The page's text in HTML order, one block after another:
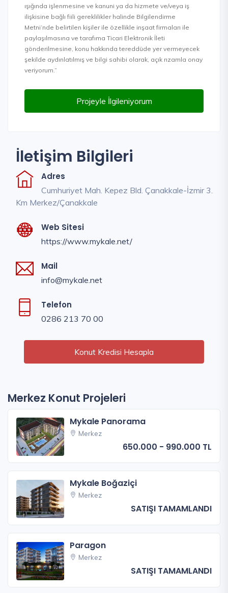
ışığında işlenmesine ve kanuni ya da hizmete ve/veya iş
ilişkisine bağlı fiili gereklilikler halinde Bilgilendirme
Metni’nde belirtilen kişiler ile özellikle inşaat firmaları ile
paylaşılmasına ve tarafıma Ticari Elektronik İleti
gönderilmesine, konu hakkında tereddüde yer vermeyecek
şekilde aydınlatılmış ve bilgi sahibi olarak, açık rızamla onay
veriyorum.”
Projeyle İlgileniyorum
İletişim Bilgileri
Adres
Cumhuriyet Mah. Kepez Bld. Çanakkale-İzmir 3.
Km Merkez/Çanakkale
Web Sitesi
https://www.mykale.net/
Mail
info@mykale.net
Telefon
0286 213 70 00
Konut Kredisi Hesapla
Merkez Konut Projeleri
Mykale Panorama
Merkez
650.000 - 990.000 TL
Mykale Boğaziçi
Merkez
SATIŞI TAMAMLANDI
Paragon
Merkez
SATIŞI TAMAMLANDI